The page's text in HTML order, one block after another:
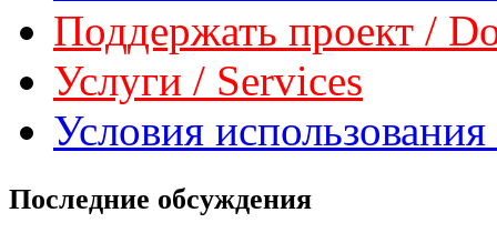
Поддержать проект /
Услуги / Services
Условия
Последние обсуждения